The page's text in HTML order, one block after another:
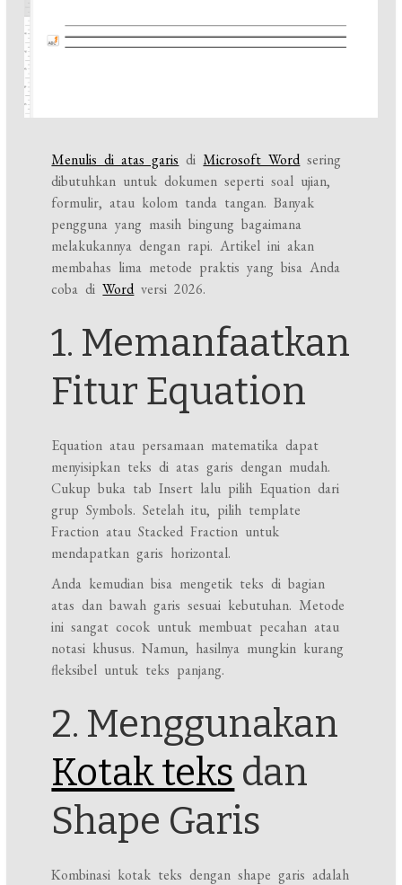
Menulis di atas garis diMicrosoft Wordsering
dibutuhkan untuk dokumen seperti soal ujian,
formulir, atau kolom tanda tangan. Banyak
pengguna yang masih bingung bagaimana
melakukannya dengan rapi. Artikel ini akan
membahas lima metode praktis yang bisa Anda
coba diWordversi 2026.
1. Memanfaatkan
Fitur Equation
Equation atau persamaan matematika dapat
menyisipkan teks di atas garis dengan mudah.
Cukup buka tab Insert lalu pilih Equation dari
grup Symbols. Setelah itu, pilih template
Fraction atau Stacked Fraction untuk
mendapatkan garis horizontal.
Anda kemudian bisa mengetik teks di bagian
atas dan bawah garis sesuai kebutuhan. Metode
ini sangat cocok untuk membuat pecahan atau
notasi khusus. Namun, hasilnya mungkin kurang
fleksibel untuk teks panjang.
2. Menggunakan
Kotak teks dan
Shape Garis
Kombinasi kotak teks dengan shape garis adalah